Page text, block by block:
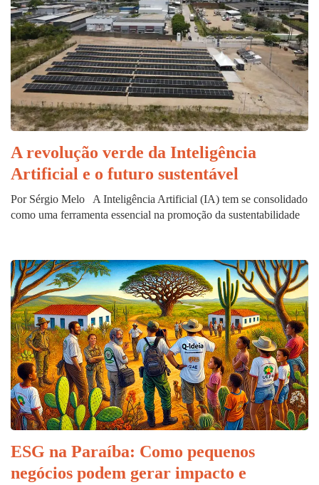
A revolução verde da Inteligência
Artificial e o futuro sustentável
Por Sérgio Melo A Inteligência Artificial (IA) tem se consolidado
como uma ferramenta essencial na promoção da sustentabilidade
ESG na Paraíba: Como pequenos
negócios podem gerar impacto e